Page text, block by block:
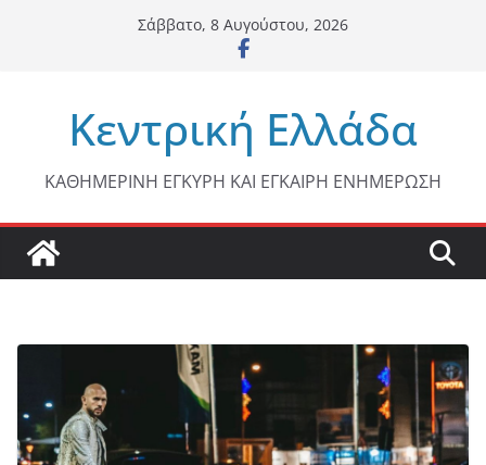
Σάββατο, 8 Αυγούστου, 2026
Κεντρική Ελλάδα
ΚΑΘΗΜΕΡΙΝΗ ΕΓΚΥΡΗ ΚΑΙ ΕΓΚΑΙΡΗ ΕΝΗΜΕΡΩΣΗ